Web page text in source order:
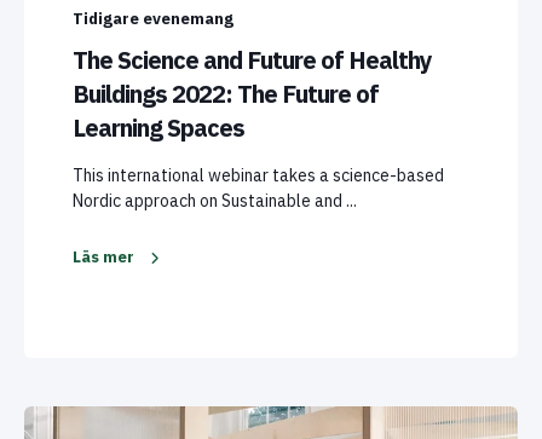
Tidigare evenemang
The Science and Future of Healthy
Buildings 2022: The Future of
Learning Spaces
This international webinar takes a science-based
Nordic approach on Sustainable and ...
Läs mer